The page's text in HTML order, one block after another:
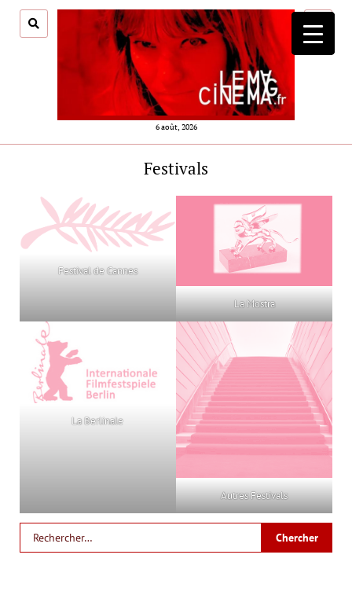
6 août, 2026
menu
Festivals
Festival de Cannes
La Mostra
La Berlinale
Autres Festivals